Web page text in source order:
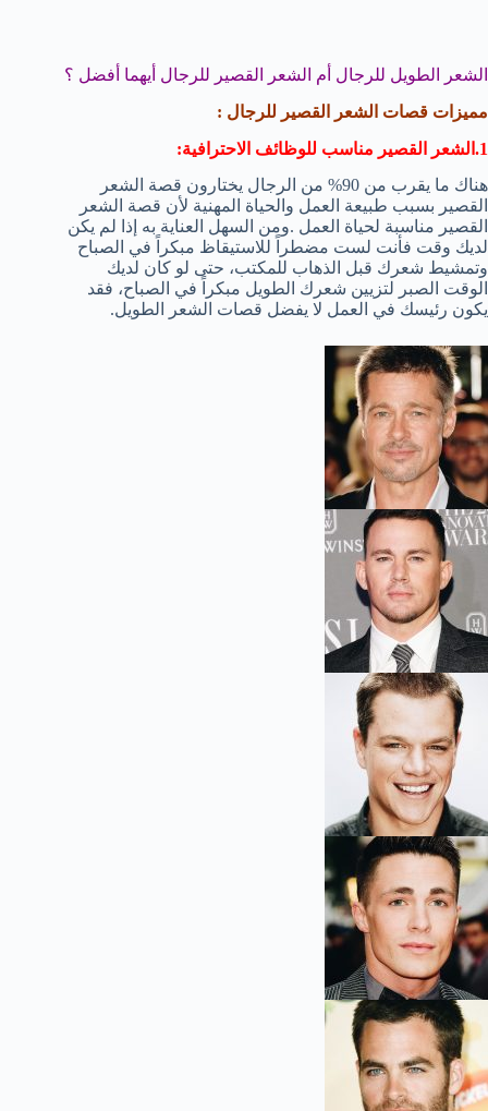
الشعر الطويل للرجال أم الشعر القصير للرجال أيهما أفضل ؟
مميزات قصات الشعر القصير للرجال :
1.الشعر القصير مناسب للوظائف الاحترافية:
هناك ما يقرب من 90% من الرجال يختارون قصة الشعر
القصير بسبب طبيعة العمل والحياة المهنية لأن قصة الشعر
القصير مناسبة لحياة العمل .ومن السهل العناية به إذا لم يكن
لديك وقت فأنت لست مضطراً للاستيقاظ مبكراً في الصباح
وتمشيط شعرك قبل الذهاب للمكتب، حتى لو كان لديك
الوقت الصبر لتزيين شعرك الطويل مبكراً في الصباح، فقد
يكون رئيسك في العمل لا يفضل قصات الشعر الطويل.